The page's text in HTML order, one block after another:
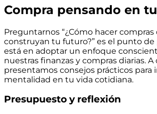
Compra pensando en
Preguntarnos “¿Cómo hacer compras
construyan tu futuro?” es el punto de
está en adoptar un enfoque
nuestras finanzas y compras diarias.
presentamos consejos prácticos para
mentalidad en tu vida cotidiana.
Presupuesto y reflexión